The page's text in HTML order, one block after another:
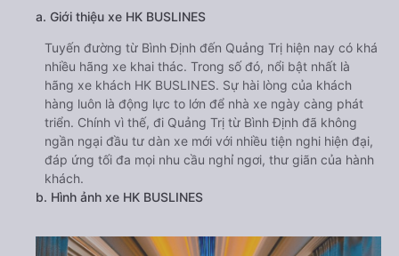
a. Giới thiệu xe HK BUSLINES
Tuyến đường từ Bình Định đến Quảng Trị hiện nay có khá
nhiều hãng xe khai thác. Trong số đó, nổi bật nhất là
hãng xe khách HK BUSLINES. Sự hài lòng của khách
hàng luôn là động lực to lớn để nhà xe ngày càng phát
triển. Chính vì thế, đi Quảng Trị từ Bình Định đã không
ngần ngại đầu tư dàn xe mới với nhiều tiện nghi hiện đại,
đáp ứng tối đa mọi nhu cầu nghỉ ngơi, thư giãn của hành
khách.
b. Hình ảnh xe HK BUSLINES